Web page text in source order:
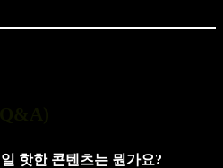
핫한 콘텐츠는 뭔가요?